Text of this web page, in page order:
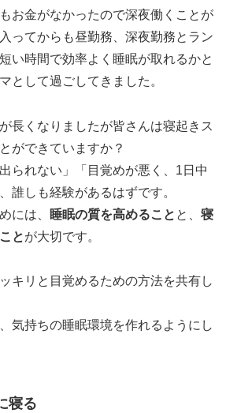
お金がなかったので深夜働くことが
ってからも昼勤務、深夜勤務とラン
い時間で効率よく睡眠が取れるかと
として過ごしてきました。
長くなりましたが皆さんは寝起きス
ができていますか？
られない」「目覚めが悪く、1日中
誰しも経験があるはずです。
には、
睡眠の質を高めること と、 寝
とが大切です。
キリと目覚めるための方法を共有し
気持ちの睡眠環境を作れるようにし
寝る